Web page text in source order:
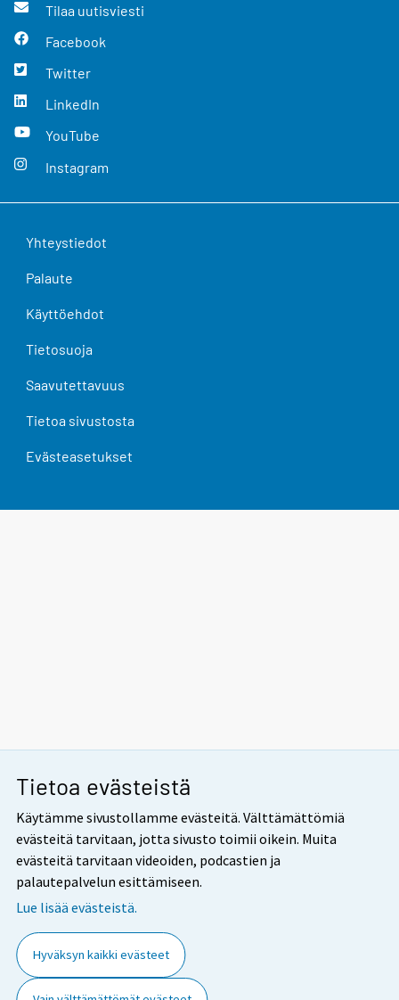
Tietoa evästeistä
Käytämme sivustollamme evästeitä. Välttämättömiä
evästeitä tarvitaan, jotta sivusto toimii oikein. Muita
evästeitä tarvitaan videoiden, podcastien ja
palautepalvelun esittämiseen.
Lue lisää evästeistä.
Hyväksyn kaikki evästeet
Tilaa uutisviesti
Facebook
Twitter
LinkedIn
YouTube
Instagram
Yhteystiedot
Palaute
Käyttöehdot
Tietosuoja
Saavutettavuus
Tietoa sivustosta
Evästeasetukset